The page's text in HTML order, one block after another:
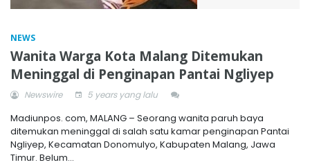
NEWS
Wanita Warga Kota Malang Ditemukan
Meninggal di Penginapan Pantai Ngliyep
Newswire 5 years yang lalu
Madiunpos. com, MALANG – Seorang wanita paruh baya
ditemukan meninggal di salah satu kamar penginapan Pantai
Ngliyep, Kecamatan Donomulyo, Kabupaten Malang, Jawa
Timur. Belum...